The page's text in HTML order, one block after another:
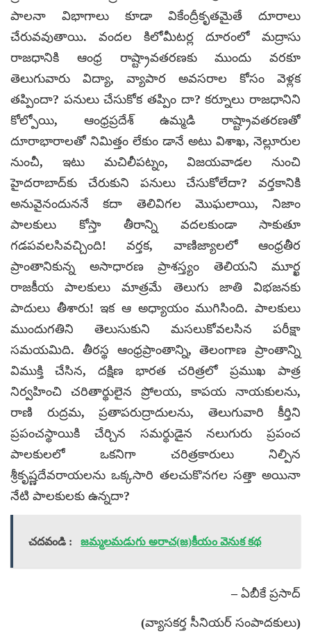
పాలనా విభాగాలు కూడా వికేంద్రీకృతమైతే దూరాలు
చేరువవుతాయి. వందల కిలోమీటర్ల దూరంలో మద్రాసు
రాజధానికి ఆంధ్ర రాష్ట్రావతరణకు ముందు వరకూ
తెలుగువారు విద్యా, వ్యాపార అవసరాల కోసం వెళ్లక
తప్పిందా? పనులు చేసుకోక తప్పిం దా? కర్నూలు రాజధానిని
కోల్పోయి, ఆంధ్రప్రదేశ్ ఉమ్మడి రాష్ట్రావతరణతో
దూరాభారాలతో నిమిత్తం లేకుం డానే అటు విశాఖ, నెల్లూరుల
నుంచీ, ఇటు మచిలీపట్నం, విజయవాడల నుంచి
హైదరాబాద్‌కు చేరుకుని పనులు చేసుకోలేదా? వర్తకానికి
అనువైనందుననే కదా తెలివిగల మొఘలాయి, నిజాం
పాలకులు కోస్తా తీరాన్ని వదలకుండా సాకుతూ
గడపవలసివచ్చింది! వర్తక, వాణిజ్యాలలో ఆంధ్రతీర
ప్రాంతానికున్న అసాధారణ ప్రాశస్త్యం తెలియని మూర్ఖ
రాజకీయ పాలకులు మాత్రమే తెలుగు జాతి విభజనకు
పాదులు తీశారు! ఇక ఆ అధ్యాయం ముగిసింది. పాలకులు
ముందుగతిని తెలుసుకుని మసలుకోవలసిన పరీక్షా
సమయమిది. తీరస్థ ఆంధ్రప్రాంతాన్ని, తెలంగాణ ప్రాంతాన్ని
విముక్తి చేసిన, దక్షిణ భారత చరిత్రలో ప్రముఖ పాత్ర
నిర్వహించి చరితార్థులైన ప్రోలయ, కాపయ నాయకులను,
రాణి రుద్రమ, ప్రతాపరుద్రాదులను, తెలుగువారి కీర్తిని
ప్రపంచస్థాయికి చేర్చిన సమర్థుడైన నలుగురు ప్రపంచ
పాలకులలో ఒకనిగా చరిత్రకారులు నిల్పిన
శ్రీకృష్ణదేవరాయలను ఒక్కసారి తలచుకొనగల సత్తా అయినా
నేటి పాలకులకు ఉన్నదా?
చదవండి : జమ్మలమడుగు అరాచ(జ)కీయం వెనుక కథ
– ఏబీకే ప్రసాద్
(వ్యాసకర్త సీనియర్ సంపాదకులు)